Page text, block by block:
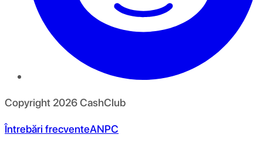
Copyright 2026CashClub
Întrebări frecventeANPC